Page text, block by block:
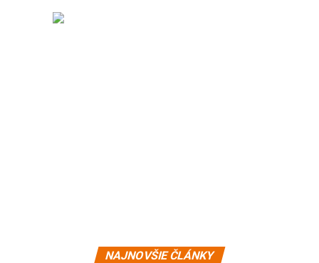
NAJNOVŠIE ČLÁNKY